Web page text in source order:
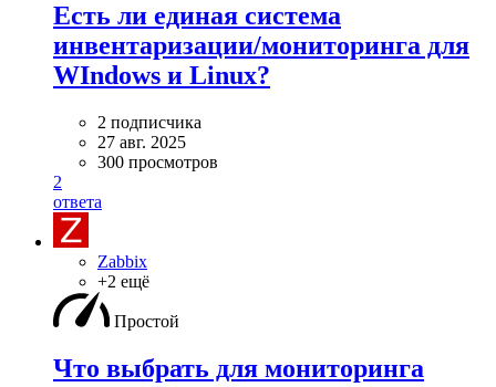
Есть ли единая система
инвентаризации/мониторинга для
WIndows и Linux?
2 подписчика
27 авг. 2025
300 просмотров
2
ответа
Zabbix
+2 ещё
Простой
Что выбрать для мониторинга